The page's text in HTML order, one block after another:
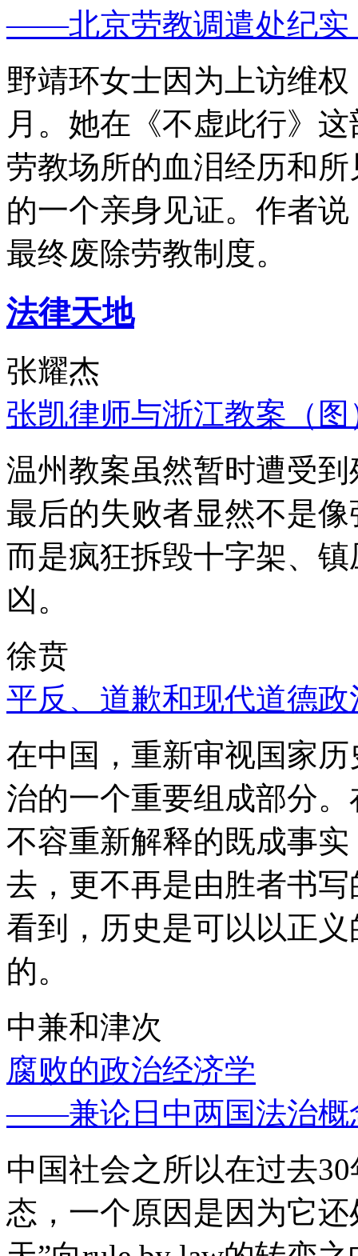
——北京劳教调遣处纪实
野靖环女士因为上访维
月。她在《不虚此行》
劳教场所的血泪经历和
的一个亲身见证。作者
最终废除劳教制度。
法律天地
张耀杰
张凯律师与浙江教案（图
温州教案虽然暂时遭受
最后的失败者显然不是
而是疯狂拆毁十字架、
凶。
徐贲
平反、道歉和现代道德政
在中国，重新审视国家
治的一个重要组成部分
不容重新解释的既成事
去，更不再是由胜者书
看到，历史是可以以正
的。
中兼和津次
腐败的政治经济学
——兼论日中两国法治概
中国社会之所以在过去
态，一个原因是因为它